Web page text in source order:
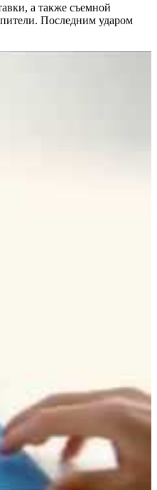
а также съемной
Последним ударом